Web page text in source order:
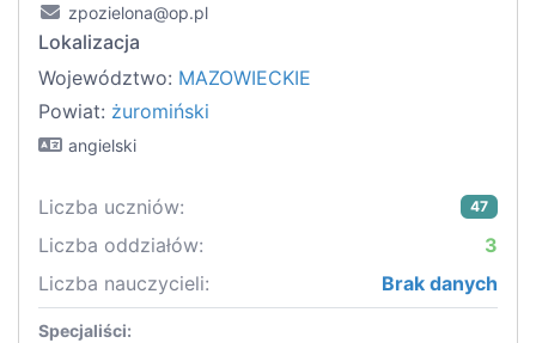
zpozielona@op.pl
Lokalizacja
Województwo: MAZOWIECKIE
Powiat: żuromiński
angielski
Liczba uczniów: 47
Liczba oddziałów:
3
Liczba nauczycieli:
Brak danych
Specjaliści: